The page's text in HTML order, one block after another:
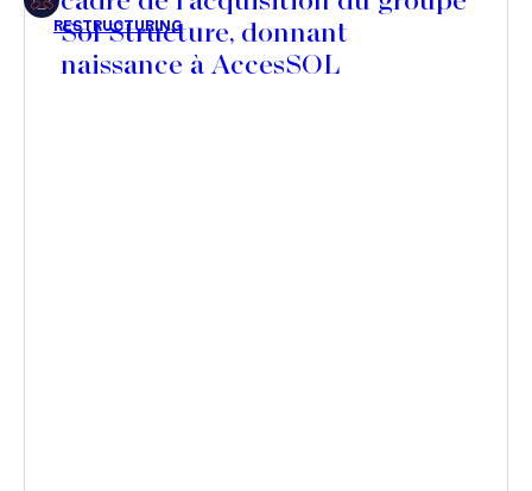
Article
Sol Structure, donnant
naissance à AccesSOL